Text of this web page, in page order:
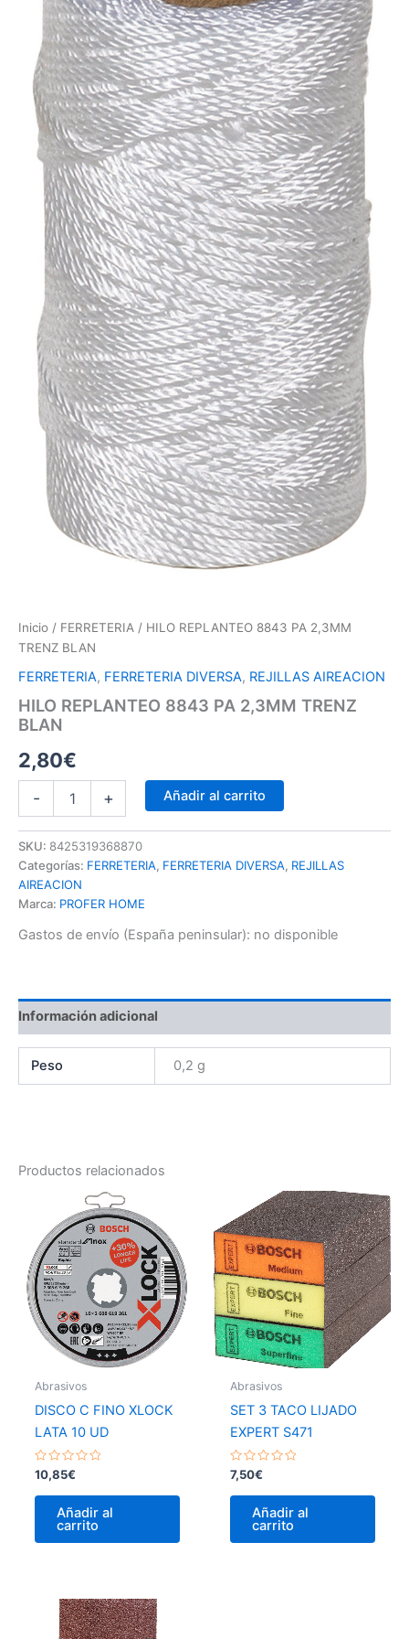
Inicio / FERRETERIA / HILO REPLANTEO 8843 PA 2,3MM
TRENZ BLAN
FERRETERIA, FERRETERIA DIVERSA, REJILLAS AIREACION
HILO REPLANTEO 8843 PA 2,3MM TRENZ
BLAN
2,80€
- + Añadir al carrito
SKU: 8425319368870
Categorías: FERRETERIA, FERRETERIA DIVERSA, REJILLAS
AIREACION
Marca: PROFER HOME
Gastos de envío (España peninsular): no disponible
Información adicional
Peso 0,2 g
Productos relacionados
Abrasivos
DISCO C FINO XLOCK
LATA 10 UD
Valorado
con
0
10,85€
Añadir al
carrito
Abrasivos
SET 3 TACO LIJADO
EXPERT S471
Valorado
con
0
7,50€
Añadir al
carrito